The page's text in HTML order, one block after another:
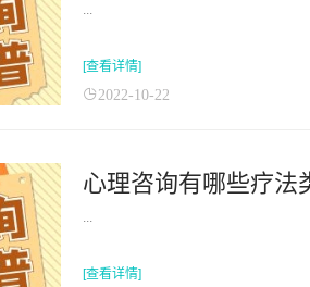
...
[查看详情]
2022-10-22
心理咨询有哪些疗法
...
[查看详情]